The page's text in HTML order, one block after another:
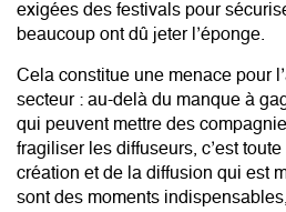
exigées des festivals pour
beaucoup ont dû jeter l’éponge.
Cela constitue une menace pour
secteur : au-delà du manque à
qui peuvent mettre des
fragiliser les diffuseurs, c’est
création et de la diffusion qui est
sont des moments